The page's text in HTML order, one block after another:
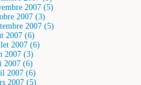
2007 (5)
2007 (3)
2007 (5)
2007 (6)
2007 (6)
2007 (3)
2007 (6)
2007 (6)
2007 (5)